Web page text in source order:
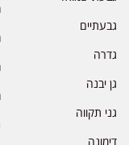
גבעתיים
גדרה
גן יבנה
גני תקווה
דימונה